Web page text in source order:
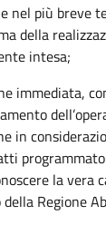
nel più breve
della
intesa;
immediata,
in
la vera
Regione